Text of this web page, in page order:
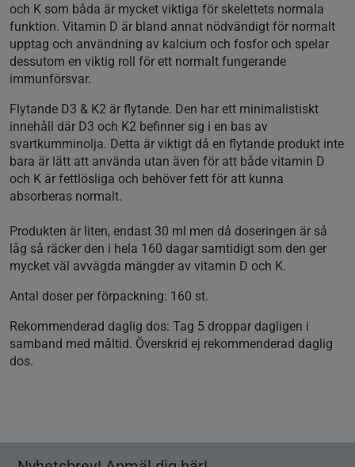
och K som båda är mycket viktiga för skelettets normala
funktion. Vitamin D är bland annat nödvändigt för normalt
upptag och användning av kalcium och fosfor och spelar
dessutom en viktig roll för ett normalt fungerande
immunförsvar.
Flytande D3 & K2 är flytande. Den har ett minimalistiskt
innehåll där D3 och K2 befinner sig i en bas av
svartkumminolja. Detta är viktigt då en flytande produkt inte
bara är lätt att använda utan även för att både vitamin D
och K är fettlösliga och behöver fett för att kunna
absorberas normalt.
Produkten är liten, endast 30 ml men då doseringen är så
låg så räcker den i hela 160 dagar samtidigt som den ger
mycket väl avvägda mängder av vitamin D och K.
Antal doser per förpackning: 160 st.
Rekommenderad daglig dos: Tag 5 droppar dagligen i
samband med måltid. Överskrid ej rekommenderad daglig
dos.